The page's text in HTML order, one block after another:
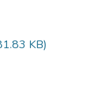
KB)